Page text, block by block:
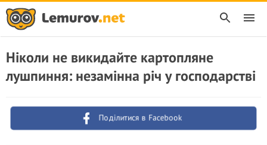
Ніколи не викидайте картопляне
лушпиння: незамінна річ у господарстві
Поділитися в Facebook